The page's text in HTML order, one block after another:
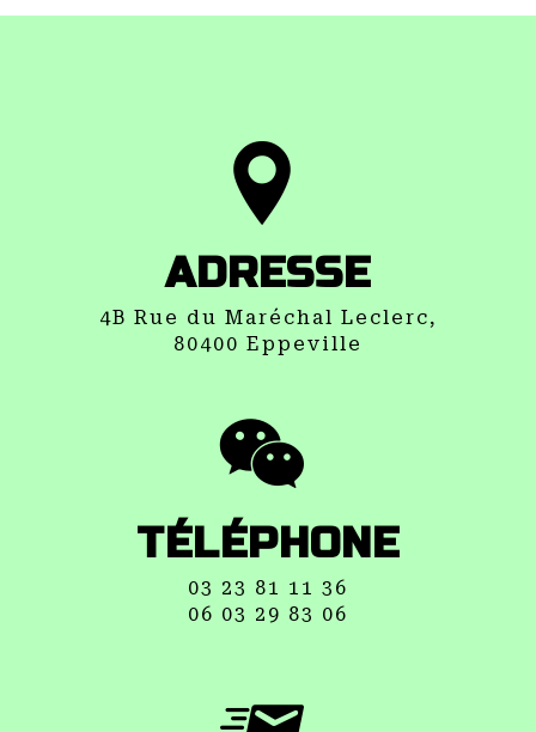
ADRESSE
4B Rue du Maréchal Leclerc,
80400 Eppeville
TÉLÉPHONE
03 23 81 11 36
06 03 29 83 06